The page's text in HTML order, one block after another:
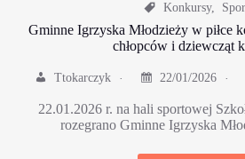
Konkursy,
Gminne Igrzyska Młodzieży w piłce
chłopców i dziewcząt
Ttokarczyk 22/01/2026
22.01.2026 r. na hali sportowej
rozegrano Gminne Igrzyska